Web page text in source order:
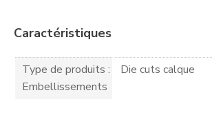
Caractéristiques
Type de produits :
Embellissements
Die cuts calque